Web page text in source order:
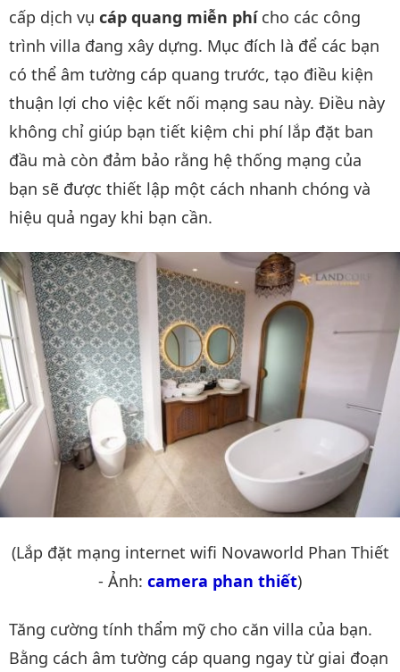
cấp dịch vụ cáp quang miễn phícho các công
trình villa đang xây dựng. Mục đích là để các bạn
có thể âm tường cáp quang trước, tạo điều kiện
thuận lợi cho việc kết nối mạng sau này. Điều này
không chỉ giúp bạn tiết kiệm chi phí lắp đặt ban
đầu mà còn đảm bảo rằng hệ thống mạng của
bạn sẽ được thiết lập một cách nhanh chóng và
hiệu quả ngay khi bạn cần.
(Lắp đặt mạng internet wifi Novaworld Phan Thiết
- Ảnh: camera phan thiết)
Tăng cường tính thẩm mỹ cho căn villa của bạn.
Bằng cách âm tường cáp quang ngay từ giai đoạn